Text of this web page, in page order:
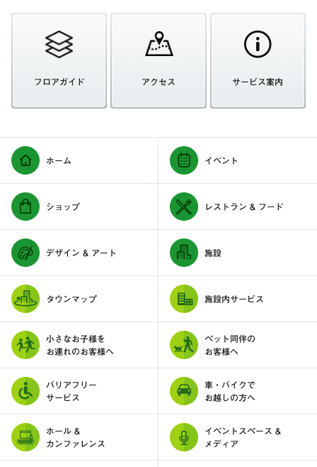
フロアガイド アクセス サービス案内
ホーム イベント
ショップ レストラン & フード
デザイン & アート 施設
タウンマップ 施設内サービス
小さなお子様を
お連れのお客様へ
ペット同伴の
お客様へ
バリアフリー
サービス
車・バイクで
お越しの方へ
ホール &
カンファレンス
イベントスペース &
メディア